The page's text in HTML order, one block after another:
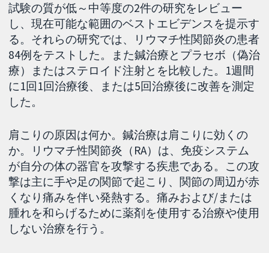
試験の質が低～中等度の2件の研究をレビュー
し、現在可能な範囲のベストエビデンスを提示す
る。それらの研究では、リウマチ性関節炎の患者
84例をテストした。また鍼治療とプラセボ（偽治
療）またはステロイド注射とを比較した。1週間
に1回1回治療後、または5回治療後に改善を測定
した。
肩こりの原因は何か。鍼治療は肩こりに効くの
か。リウマチ性関節炎（RA）は、免疫システム
が自分の体の器官を攻撃する疾患である。この攻
撃は主に手や足の関節で起こり、関節の周辺が赤
くなり痛みを伴い発熱する。痛みおよび/または
腫れを和らげるために薬剤を使用する治療や使用
しない治療を行う。